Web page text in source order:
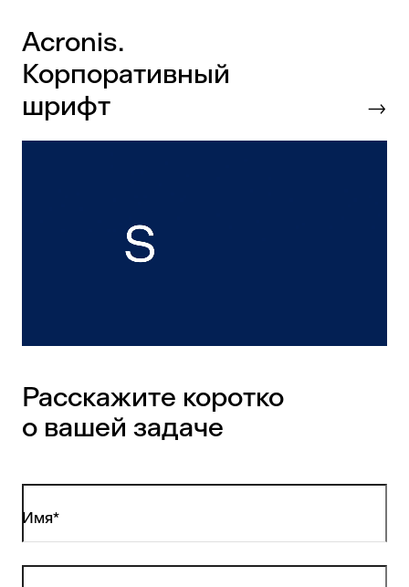
Аcronis.
Корпоративный
шрифт
Расскажите коротко
о вашей задаче
Имя*